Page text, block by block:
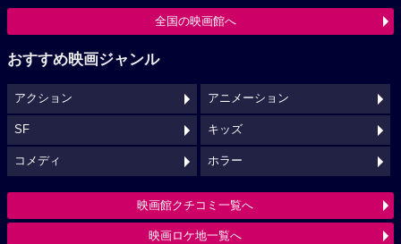
全国の映画館へ
おすすめ映画ジャンル
アクション アニメーション
SF キッズ
コメディ ホラー
映画館クチコミ一覧へ
映画ロケ地一覧へ